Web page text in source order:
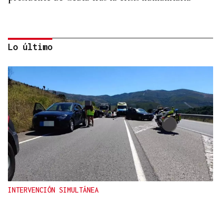
CRISIS HUMANITARIA
El Instituto de Medicina Legal de Ceuta recibe los
cuerpos de los 80 migrantes fallecidos
Lo último
INTERVENCIÓN SIMULTÁNEA